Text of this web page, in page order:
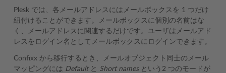
Plesk では、各メールアドレスにはメールボックスを 1 つだけ
紐付けることができます。メールボックスに個別の名前はな
く、メールアドレスに関連するだけです。ユーザはメールアド
レスをログイン名としてメールボックスにログインできます。
Confixx から移行するとき、メールオブジェクト同士のメール
マッピングには Defaultと Short namesという2 つのモードが